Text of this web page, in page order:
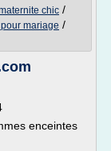
chic /
mariage /
enceintes